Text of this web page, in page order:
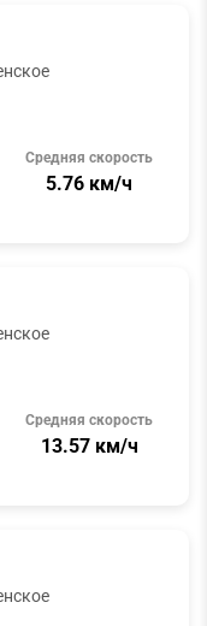
Средняя скорость
5.76 км/ч
Средняя скорость
13.57 км/ч